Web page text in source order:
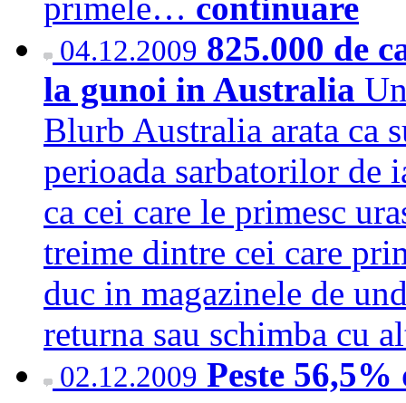
04.12.2009 825.000 de
la gunoi in Australia
Blurb Australia arata ca
perioada sarbatorilor de
ca cei care le primesc
treime dintre cei care
duc in magazinele de
returna sau schimba cu
02.12.2009 Peste